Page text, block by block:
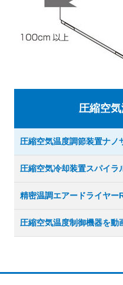
圧縮空
圧縮空気温度調節装置ナノ
圧縮空気冷却装置スパイラ
精密温調エアードライヤー
圧縮空気温度制御機器を動